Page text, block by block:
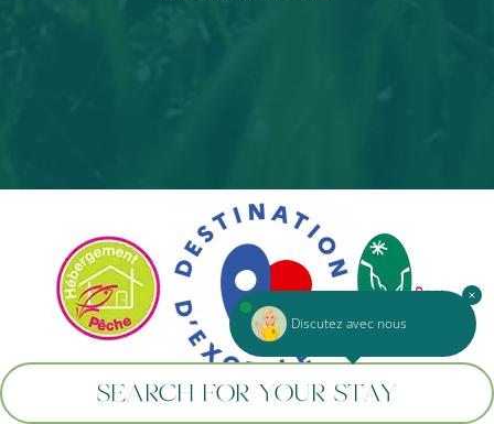
SEARCH FOR YOUR STAY
Discutez avec nous